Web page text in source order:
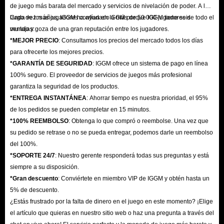
ahora.
Completa la información relevante, incluido tu UID de MLBB. Se
recomienda copiar y pegar directamente en el cuadro de opciones del
juego para evitar errores de llenado.
Selecciona el método de pago apropiado y haz clic en Pagar ahora.
Compra recargas de Mobile Legends Bang Bang
en IGGM.com: oferta de diamantes
Como jugador de Mobile Legends Bang Bang, debes comprender la
importancia de tener suficientes diamantes para mantenerte a la vanguardia
diferencia en tu experiencia de juego.
Si buscas mejorarlo con IGGM.com, has hecho bien. Como la mejor
plataforma de recarga de juegos, IGGM.com ofrece la mayor cantidad de
diamantes de Mobile Legends Bang Bang a la venta, la cantidad varía de
docenas a miles. Ahora es el momento perfecto para comprar recargas de
de juego más barata del mercado y servicios de nivelación de poder. A lo
largo de los años, IGGM ha ayudado a más de 50 000 jugadores de todo el
mundo y goza de una gran reputación entre los jugadores.
Cada vez más jugadores confían en IGGM porque IGGM tiene seis
ventajas:
*MEJOR PRECIO: Consultamos los precios del mercado todos los días
para ofrecerte los mejores precios.
*GARANTÍA DE SEGURIDAD: IGGM ofrece un sistema de pago en línea
100% seguro. El proveedor de servicios de juegos más profesional
garantiza la seguridad de los productos.
*ENTREGA INSTANTÁNEA: Ahorrar tiempo es nuestra prioridad, el 95%
de los pedidos se pueden completar en 15 minutos.
*100% REEMBOLSO: Obtenga lo que compró o reembolse. Una vez que
su pedido se retrase o no se pueda entregar, podemos darle un reembolso
del 100%.
*SOPORTE 24/7: Nuestro gerente responderá todas sus preguntas y está
siempre a su disposición.
*Gran descuento: Conviértete en miembro VIP de IGGM y obtén hasta un
5% de descuento.
¿Estás frustrado por la falta de dinero en el juego en este momento? ¡Elige
el artículo que quieras en nuestro sitio web o haz una pregunta a través del